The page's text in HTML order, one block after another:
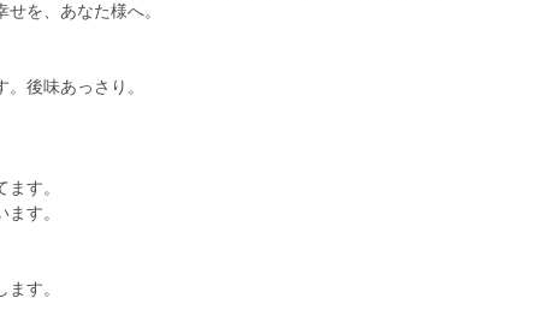
を、あなた様へ。
後味あっさり。
す。
す。
す。